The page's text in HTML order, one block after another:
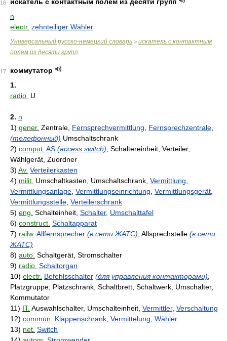
16
n
electr. zehnteiliger Wähler
Универсальный русско-немецкий словарь > искатель с контактным
полем из десяти групп
17
коммутатор
1.
radio. U
2. n
1) gener. Zentrale, Fernsprechvermittlung Fernsprechzentrale
(телефонный) Umschaltschrank
2) comput. AS (access switch) , Schaltereinheit, Verteiler,
Wählgerät, Zuordner
3) Av. Verteilerkasten
4) milit. Umschaltkasten, Umschaltschrank, Vermittlung
Vermittlungsanlage Vermittlungseinrichtung Vermittlungsgerät
Vermittlungsstelle Verteilerschrank
5) eng. Schalteinheit, Schalter, Umschalttafel
6) construct. Schaltapparat
7) railw. Allfernsprecher (в сети ЖАТС) , Allsprechstelle (в сети
ЖАТС)
8) auto. Schaltgerät, Stromschalter
9) radio. Schaltorgan
10) electr. Befehlsschalter (для управления контакторами)
Platzgruppe, Platzschrank, Schaltbrett, Schaltwerk, Umschalter,
Kommutator
11) IT. Auswahlschalter, Umschalteinheit, Vermittler, Verschaltung
12) commun. Klappenschrank Vermittelung Wähler
13) net. Switch